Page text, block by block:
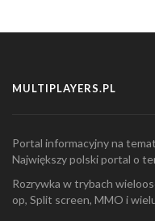
MULTIPLAYERS.PL
Portal informacyjny na
Największy polski portal o
Rozrywka w trybach
op, Split screen, MMO i